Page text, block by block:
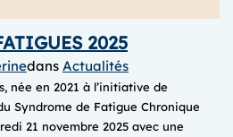
2025
dans Actualités
née en 2021 à l’initiative de
Syndrome de Fatigue Chronique
21 novembre 2025 avec une